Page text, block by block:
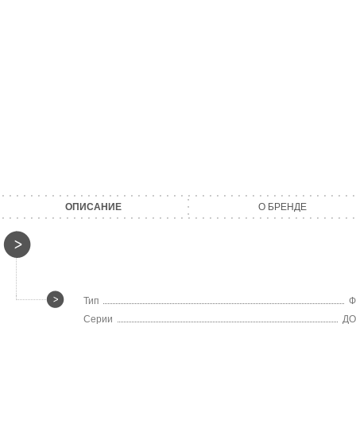
ОПИСАНИЕ О БРЕНДЕ
Тип
Серии